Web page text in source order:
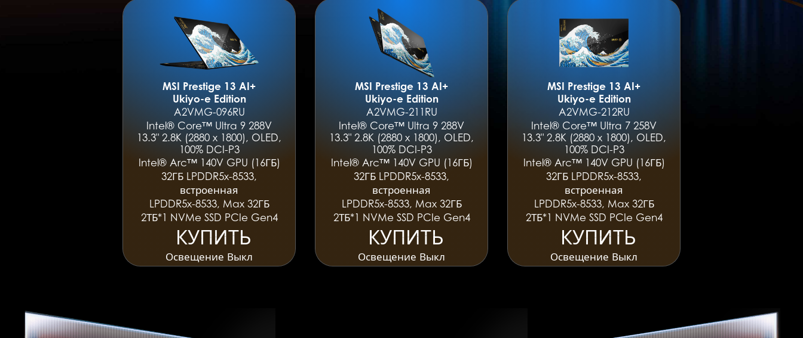
MSI Prestige 13 AI+
Ukiyo-e Edition
A2VMG-096RU
Intel® Core™ Ultra 9 288V
13.3" 2.8K (2880 x 1800), OLED,
100% DCI-P3
Intel® Arc™ 140V GPU (16ГБ)
32ГБ LPDDR5x-8533,
встроенная
LPDDR5x-8533, Max 32ГБ
2ТБ*1 NVMe SSD PCIe Gen4
КУПИТЬ
КУПИТЬ
Освещение Выкл
MSI Prestige 13 AI+
Ukiyo-e Edition
A2VMG-211RU
Intel® Core™ Ultra 9 288V
13.3" 2.8K (2880 x 1800), OLED,
100% DCI-P3
Intel® Arc™ 140V GPU (16ГБ)
32ГБ LPDDR5x-8533,
встроенная
LPDDR5x-8533, Max 32ГБ
2ТБ*1 NVMe SSD PCIe Gen4
КУПИТЬ
КУПИТЬ
Освещение Выкл
MSI Prestige 13 AI+
Ukiyo-e Edition
A2VMG-212RU
Intel® Core™ Ultra 7 258V
13.3" 2.8K (2880 x 1800), OLED,
100% DCI-P3
Intel® Arc™ 140V GPU (16ГБ)
32ГБ LPDDR5x-8533,
встроенная
LPDDR5x-8533, Max 32ГБ
2ТБ*1 NVMe SSD PCIe Gen4
КУПИТЬ
КУПИТЬ
Освещение Выкл